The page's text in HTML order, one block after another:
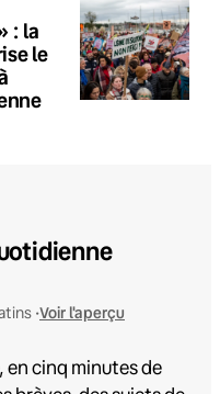
: la
le
•Voir l'aperçu
en cinq minutes de